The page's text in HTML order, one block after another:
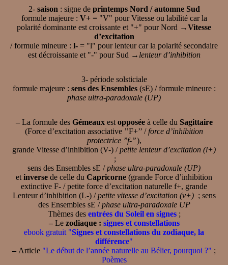
2- saison: signe de printemps Nord / automne Sud
formule majeure : V+= "V" pour Vitesse ou labilité car la
polarité dominante est croissante et "+" pour Nord →Vitesse
d’excitation
/ formule mineure : l- = "l" pour lenteur car la polarité secondaire
est décroissante et "-" pour Sud → lenteur d’inhibition
3- période solsticiale
formule majeure : sens des Ensembles(sE) / formule mineure :
phase ultra-paradoxale (UP)
–La formule des Gémeauxestopposéeà celle du Sagittaire
(Force d’excitation associative ’’F+’’ /force d’inhibition
protectrice ’’f-’’),
grande Vitesse d’inhibition (V-) /petite lenteur d’excitation (l+)
;
sens des Ensembles sE /phase ultra-paradoxale (UP)
etinverse de celle du Capricorne (grande Force d’inhibition
extinctive F- / petite force d’excitation naturelle f+, grande
Lenteur d’inhibition (L-) /petite vitesse d’excitation (v+) ; sens
des Ensembles sE /phase ultra-paradoxale UP
Thèmes des entrées du Soleil en signes;
–Le zodiaque : signes et constellations
ebook gratuit "Signes et constellations du zodiaque, la
différence"
– Article "Le début de l’année naturelle au Bélier, pourquoi ?" ;
Poèmes